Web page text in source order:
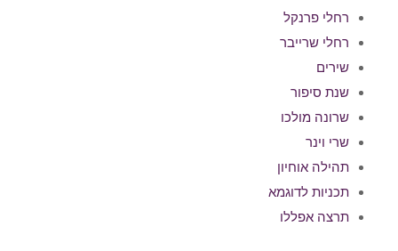
רחלי פרנקל
רחלי שרייבר
שירים
שנת סיפור
שרונה מולכו
שרי וינר
תהילה אוחיון
תכניות לדוגמא
תרצה אפללו